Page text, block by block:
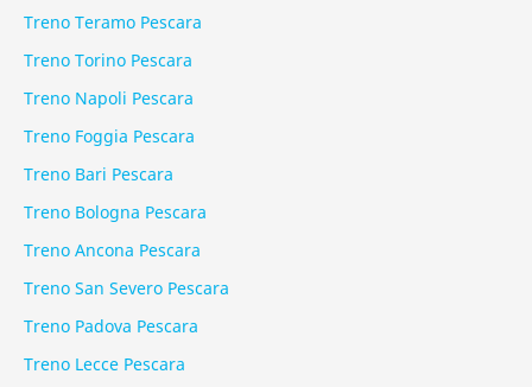
Treno Teramo Pescara
Treno Torino Pescara
Treno Napoli Pescara
Treno Foggia Pescara
Treno Bari Pescara
Treno Bologna Pescara
Treno Ancona Pescara
Treno San Severo Pescara
Treno Padova Pescara
Treno Lecce Pescara